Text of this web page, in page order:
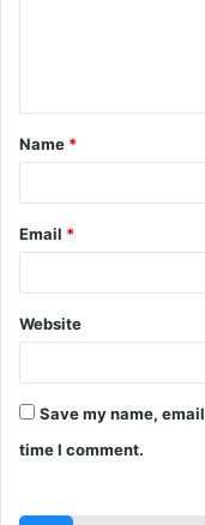
t
*
Name *
Email *
Website
Save my name,
time I comment.